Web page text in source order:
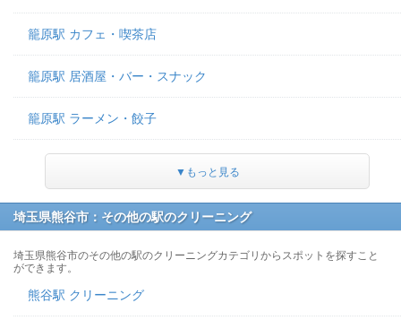
籠原駅 カフェ・喫茶店
籠原駅 居酒屋・バー・スナック
籠原駅 ラーメン・餃子
▼もっと見る
埼玉県熊谷市：その他の駅のクリーニング
埼玉県熊谷市のその他の駅のクリーニングカテゴリからスポットを探すこと
ができます。
熊谷駅 クリーニング